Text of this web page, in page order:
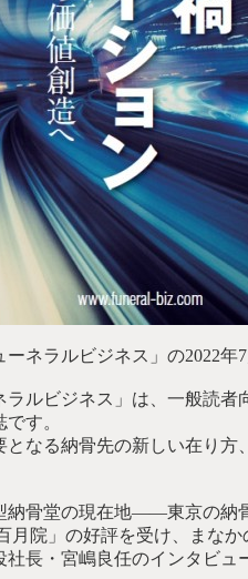
ーネラルビジネス」の2022
ラルビジネス」は、一般読
す。
となる納骨先の新しい在り方
納骨堂の現在地――東京の納
月院」の好評を受け、まな
社長・宮嶋良任のインタビュ